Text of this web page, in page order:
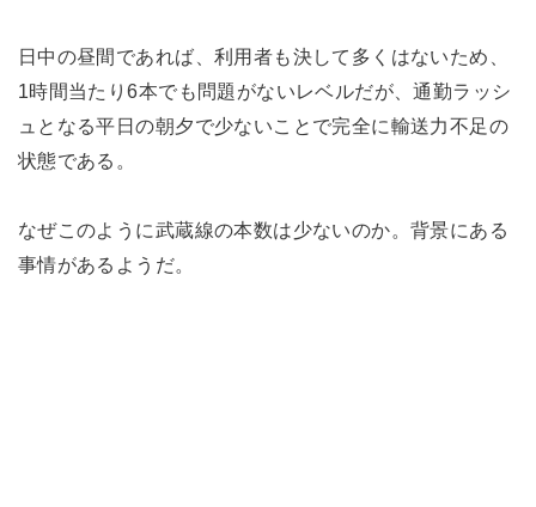
日中の昼間であれば、利用者も決して多くはないため、
1時間当たり6本でも問題がないレベルだが、通勤ラッシ
ュとなる平日の朝夕で少ないことで完全に輸送力不足の
状態である。
なぜこのように武蔵線の本数は少ないのか。背景にある
事情があるようだ。